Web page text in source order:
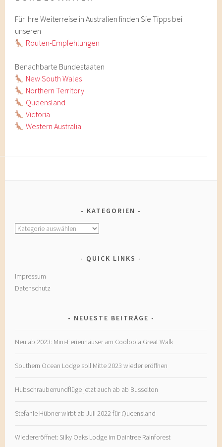
Für Ihre Weiterreise in Australien finden Sie Tipps bei
unseren
Routen-Empfehlungen
Benachbarte Bundestaaten
New South Wales
Northern Territory
Queensland
Victoria
Western Australia
KATEGORIEN
Kategorien
QUICK LINKS
Impressum
Datenschutz
NEUESTE BEITRÄGE
Neu ab 2023: Mini-Ferienhäuser am Cooloola Great Walk
Southern Ocean Lodge soll Mitte 2023 wieder eröffnen
Hubschrauberrundflüge jetzt auch ab ab Busselton
Stefanie Hübner wirbt ab Juli 2022 für Queensland
Wiedereröffnet: Silky Oaks Lodge im Daintree Rainforest